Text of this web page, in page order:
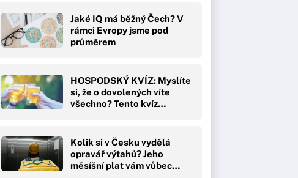
Jaké IQ má běžný Čech? V
rámci Evropy jsme pod
průměrem
HOSPODSKÝ KVÍZ: Myslíte
si, že o dovolených víte
všechno? Tento kvíz…
Kolik si v Česku vydělá
opravář výtahů? Jeho
měsíšní plat vám vůbec…